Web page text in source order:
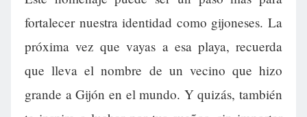
fortalecer nuestra identidad como gijoneses. La
próxima vez que vayas a esa playa, recuerda
que lleva el nombre de un vecino que hizo
grande a Gijón en el mundo. Y quizás, también